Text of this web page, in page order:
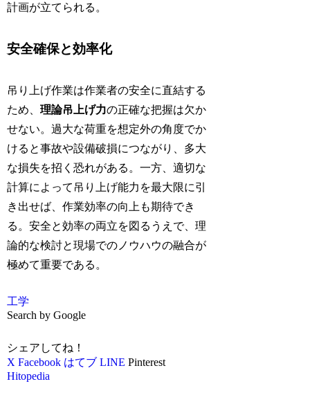
計画が立てられる。
安全確保と効率化
吊り上げ作業は作業者の安全に直結する
ため、理論吊上げ力の正確な把握は欠か
せない。過大な荷重を想定外の角度でか
けると事故や設備破損につながり、多大
な損失を招く恐れがある。一方、適切な
計算によって吊り上げ能力を最大限に引
き出せば、作業効率の向上も期待でき
る。安全と効率の両立を図るうえで、理
論的な検討と現場でのノウハウの融合が
極めて重要である。
工学
Search by Google
シェアしてね！
X Facebook はてブ LINE Pinterest
Hitopedia